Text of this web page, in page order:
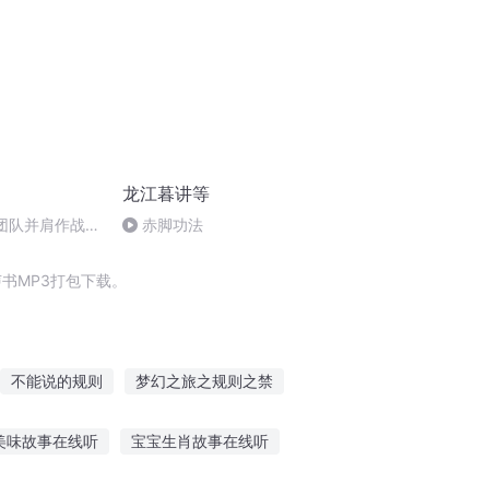
队并肩作战
龙江暮讲等
赤脚功法
MP3打包下载。
不能说的规则 梦幻之旅之规则之禁
味故事在线听 宝宝生肖故事在线听